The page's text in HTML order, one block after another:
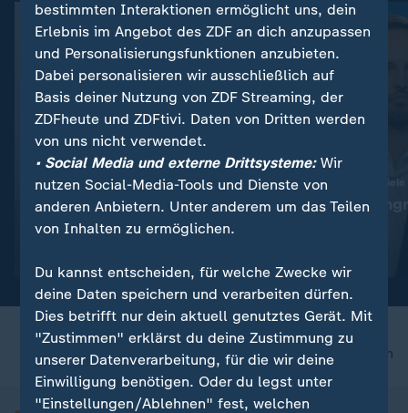
Abwehr ballistischer Raketen:
"Das ist die Champions-
League der Technologie"
Ukraine trifft neue Ziele
"Deutlicher
nach oben
bestimmten Interaktionen ermöglicht uns, dein
Erlebnis im Angebot des ZDF an dich anzupassen
und Personalisierungsfunktionen anzubieten.
Dabei personalisieren wir ausschließlich auf
Basis deiner Nutzung von ZDF Streaming, der
ZDFheute und ZDFtivi. Daten von Dritten werden
von uns nicht verwendet.
• Social Media und externe Drittsysteme:Wir
nutzen Social-Media-Tools und Dienste von
anderen Anbietern. Unter anderem um das Teilen
von Inhalten zu ermöglichen.
Du kannst entscheiden, für welche Zwecke wir
deine Daten speichern und verarbeiten dürfen.
Dies betrifft nur dein aktuell genutztes Gerät. Mit
"Zustimmen" erklärst du deine Zustimmung zu
unserer Datenverarbeitung, für die wir deine
Einwilligung benötigen. Oder du legst unter
"Einstellungen/Ablehnen" fest, welchen